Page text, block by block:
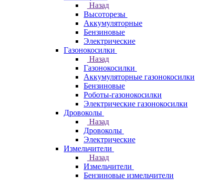
Назад
Высоторезы
Аккумуляторные
Бензиновые
Электрические
Газонокосилки
Назад
Газонокосилки
Аккумуляторные газонокосилки
Бензиновые
Роботы-газонокосилки
Электрические газонокосилки
Дровоколы
Назад
Дровоколы
Электрические
Измельчители
Назад
Измельчители
Бензиновые измельчители